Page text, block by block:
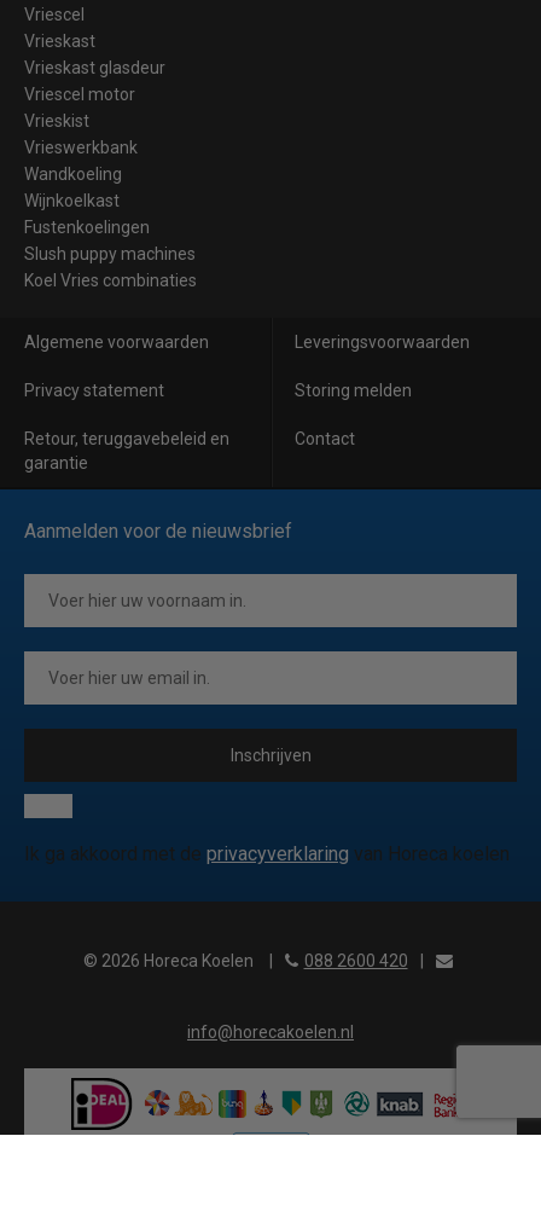
Vriescel
Vrieskast
Vrieskast glasdeur
Vriescel motor
Vrieskist
Vrieswerkbank
Wandkoeling
Wijnkoelkast
Fustenkoelingen
Slush puppy machines
Koel Vries combinaties
Algemene voorwaarden Leveringsvoorwaarden
Privacy statement Storing melden
Retour, teruggavebeleid en
garantie
Contact
Aanmelden voor de nieuwsbrief
Inschrijven
Ik ga akkoord met de privacyverklaring van Horeca koelen
© 2026 Horeca Koelen 088 2600 420
info@horecakoelen.nl